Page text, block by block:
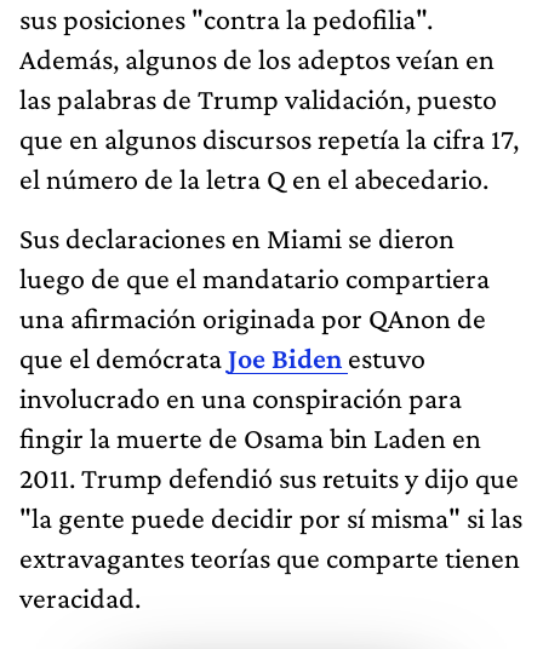
sus posiciones "contra la pedofilia".
Además, algunos de los adeptos veían en
las palabras de Trump validación, puesto
que en algunos discursos repetía la cifra 17,
el número de la letra Q en el abecedario.
Sus declaraciones en Miami se dieron
luego de que el mandatario compartiera
una afirmación originada por QAnon de
que el demócrataJoe Biden estuvo
involucrado en una conspiración para
fingir la muerte de Osama bin Laden en
2011. Trump defendió sus retuits y dijo que
"la gente puede decidir por sí misma" si las
extravagantes teorías que comparte tienen
veracidad.